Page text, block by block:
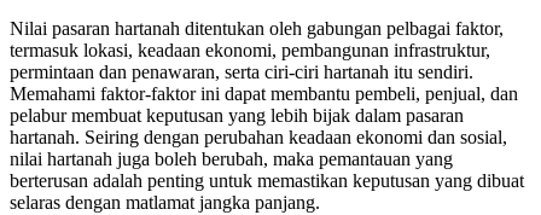
Nilai pasaran hartanah ditentukan oleh gabungan pelbagai faktor,
termasuk lokasi, keadaan ekonomi, pembangunan infrastruktur,
permintaan dan penawaran, serta ciri-ciri hartanah itu sendiri.
Memahami faktor-faktor ini dapat membantu pembeli, penjual, dan
pelabur membuat keputusan yang lebih bijak dalam pasaran
hartanah. Seiring dengan perubahan keadaan ekonomi dan sosial,
nilai hartanah juga boleh berubah, maka pemantauan yang
berterusan adalah penting untuk memastikan keputusan yang dibuat
selaras dengan matlamat jangka panjang.